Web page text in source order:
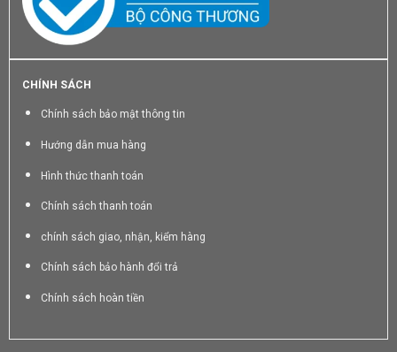
CHÍNH SÁCH
Chính sách bảo mật thông tin
Hướng dẫn mua hàng
Hình thức thanh toán
Chính sách thanh toán
chính sách giao, nhận, kiểm hàng
Chính sách bảo hành đổi trả
Chính sách hoàn tiền